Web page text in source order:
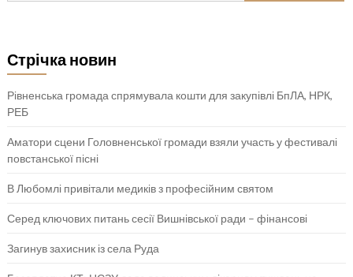
Стрічка новин
Рівненська громада спрямувала кошти для закупівлі БпЛА, НРК,
РЕБ
Аматори сцени Головненської громади взяли участь у фестивалі
повстанської пісні
В Любомлі привітали медиків з професійним святом
Серед ключових питань сесії Вишнівської ради – фінансові
Загинув захисник із села Руда